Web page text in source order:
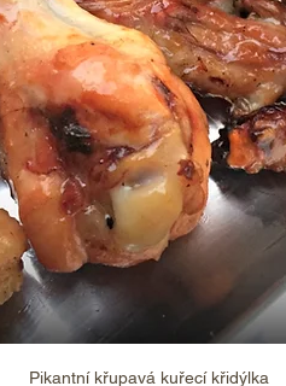
Pikantní křupavá kuřecí křidýlka